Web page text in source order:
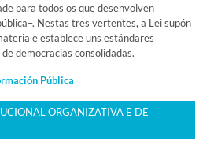
para todos os que desenvolven
Nestas tres vertentes, a Lei supón
e establece uns estándares
democracias consolidadas.
Pública
ORGANIZATIVA E DE